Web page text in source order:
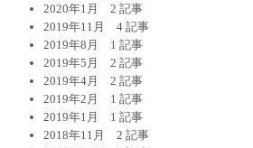
2020年1月 2 記事
2019年11月 4 記事
2019年8月 1 記事
2019年5月 2 記事
2019年4月 2 記事
2019年2月 1 記事
2019年1月 1 記事
2018年11月 2 記事